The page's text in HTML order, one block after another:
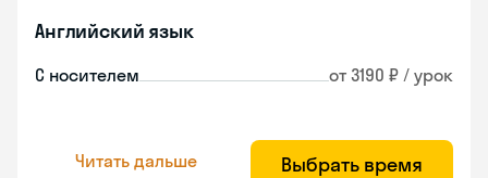
Английский язык
С носителем от 3190 ₽ / урок
Читать дальше Выбрать время